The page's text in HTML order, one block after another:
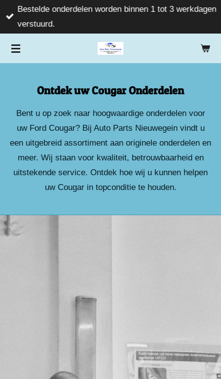
Ga
direct
de
Bestelde onderdelen worden binnen 1 tot 3 werkdagen
verstuurd.
Ontdek uw Cougar Onderdelen
Bent u op zoek naar hoogwaardige onderdelen voor
uw Ford Cougar? Bij Auto Parts Nieuwegein vindt u
een uitgebreid assortiment aan originele onderdelen en
meer. Wij staan voor kwaliteit, betrouwbaarheid en
uitstekende service. Ontdek hoe wij u kunnen helpen
uw Cougar in topconditie te houden.